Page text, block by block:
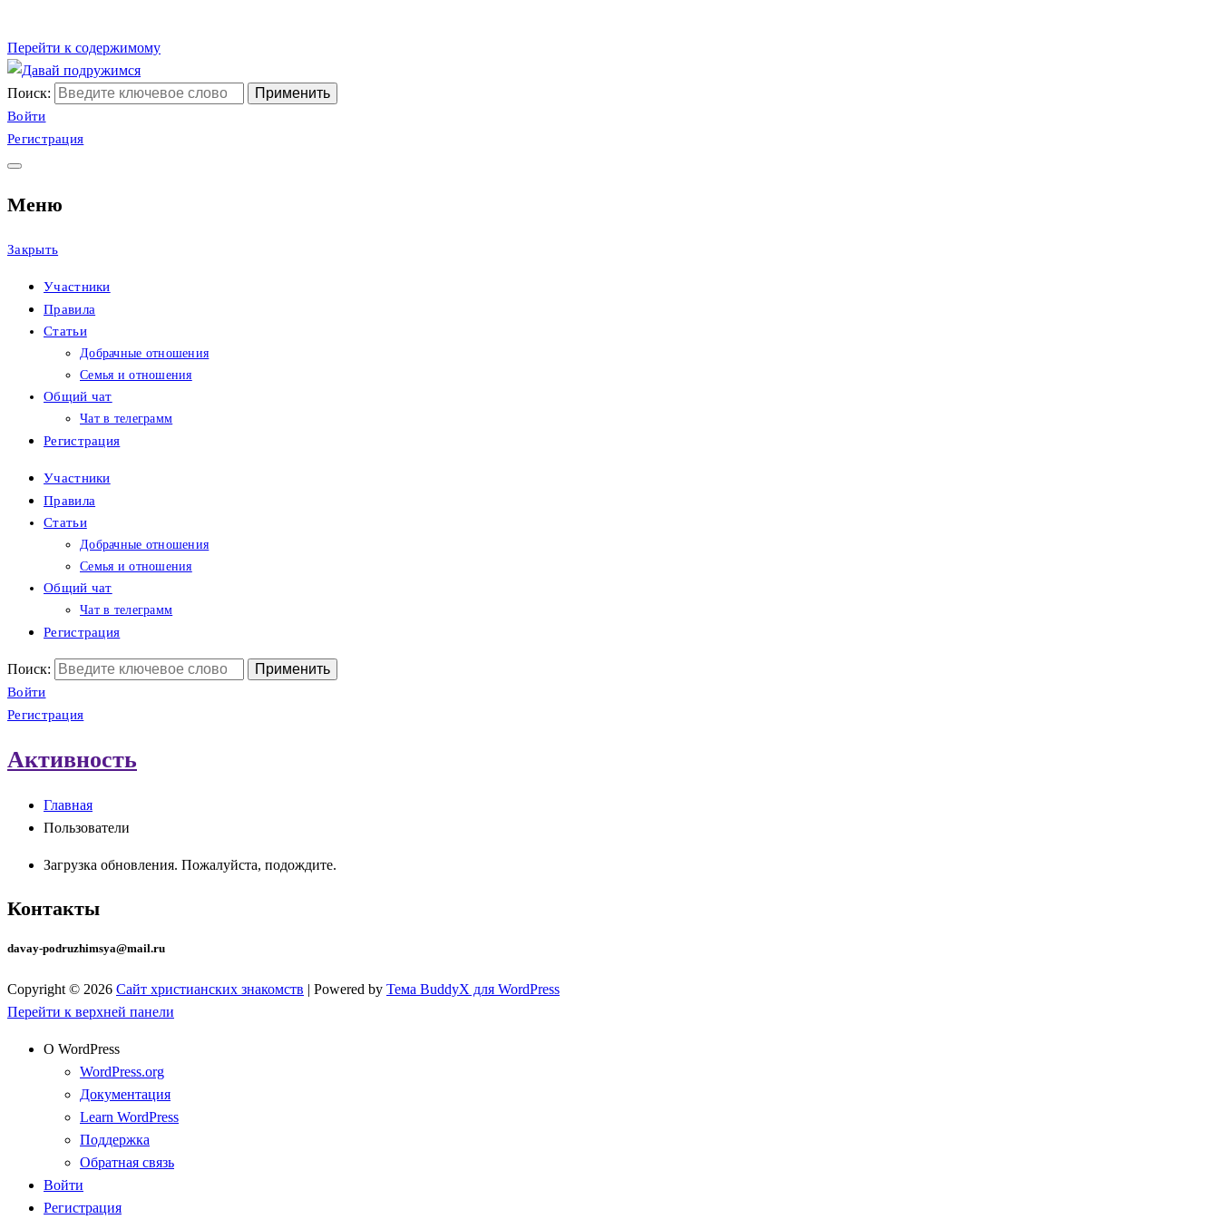
Перейти к содержимому
Сайт христианских знакомств
Давай подружимся
Поиск:
Войти
Регистрация
Меню
Закрыть
Участники
Правила
Статьи
Добрачные отношения
Семья и отношения
Общий чат
Чат в телеграмм
Регистрация
Участники
Правила
Статьи
Добрачные отношения
Семья и отношения
Общий чат
Чат в телеграмм
Регистрация
Поиск:
Войти
Регистрация
Активность
Главная
Пользователи
Загрузка обновления. Пожалуйста, подождите.
Контакты
davay-podruzhimsya@mail.ru
Copyright © 2026 Сайт христианских знакомств | Powered by Тема BuddyX для WordPress
Перейти к верхней панели
О WordPress
WordPress.org
Документация
Learn WordPress
Поддержка
Обратная связь
Войти
Регистрация